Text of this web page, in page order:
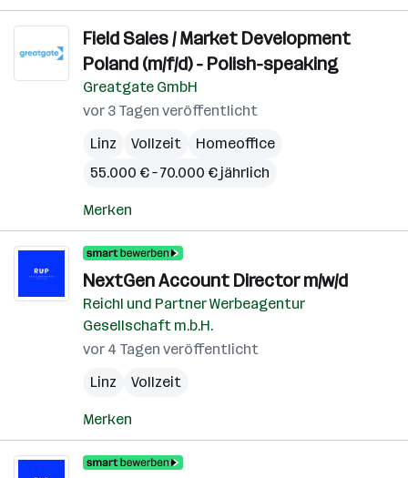
Field Sales / Market Development
Poland (m/f/d) - Polish-speaking
Greatgate GmbH
vor 3 Tagen veröffentlicht
Linz
Vollzeit
Homeoffice
55.000 € – 70.000 € jährlich
Merken
NextGen Account Director m/w/d
Reichl und Partner Werbeagentur
Gesellschaft m.b.H.
vor 4 Tagen veröffentlicht
Linz
Vollzeit
Merken